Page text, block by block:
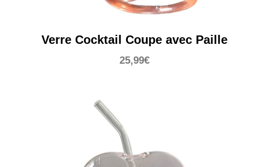
Verre Cocktail Coupe avec Paille
25,99€